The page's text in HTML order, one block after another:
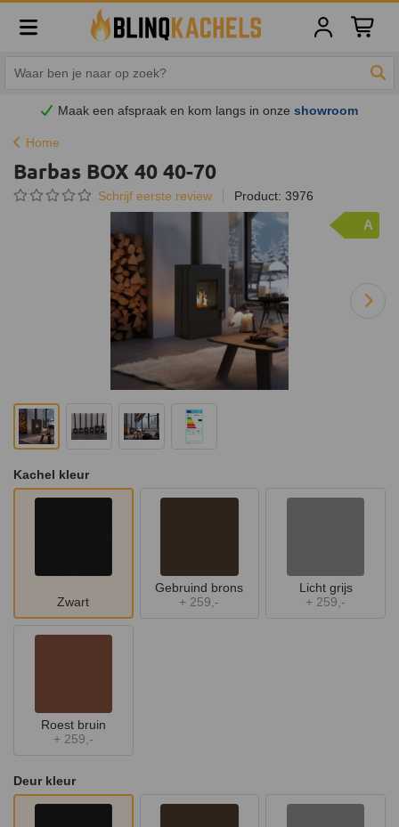
Maak een afspraak en kom langs in onzeshowroom
Home
Barbas BOX 40 40-70
Schrijf eerste review Product: 3976
A
Kachel kleur
Zwart
Gebruind brons
+ 259,-
Licht grijs
+ 259,-
Roest bruin
+ 259,-
Deur kleur